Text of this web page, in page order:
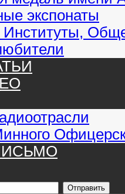
экспонаты
Отправить